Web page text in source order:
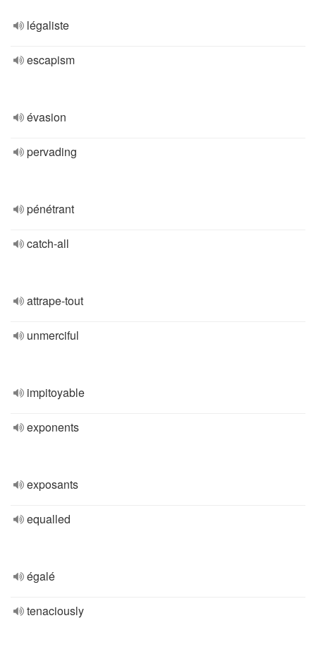
légaliste
escapism
évasion
pervading
pénétrant
catch-all
attrape-tout
unmerciful
impitoyable
exponents
exposants
equalled
égalé
tenaciously